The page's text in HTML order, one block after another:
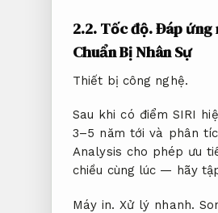
2.2. Tốc độ.Đáp ứng
Chuẩn Bị Nhân Sự
Thiết bị công nghệ.
Sau khi có điểm SIRI
3–5 năm tới và phân
Analysis cho phép ưu
chiều cùng lúc — hãy
Máy in. Xử lý nhanh.